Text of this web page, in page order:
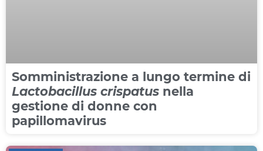
Somministrazione a lungo termine di
Lactobacillus crispatus nella
gestione di donne con
papillomavirus